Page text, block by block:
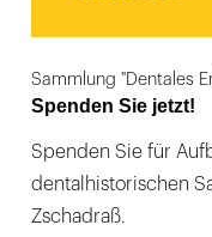
Sammlung "Dentales
Spenden Sie jetzt!
Spenden Sie für
dentalhistorischen
Zschadraß.